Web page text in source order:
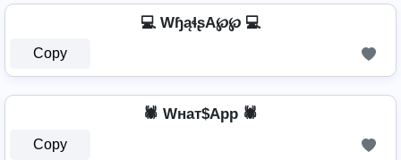
💻 WɧąɬʂA℘℘ 💻
Copy
🕷️ Wнат$App 🕷️
Copy